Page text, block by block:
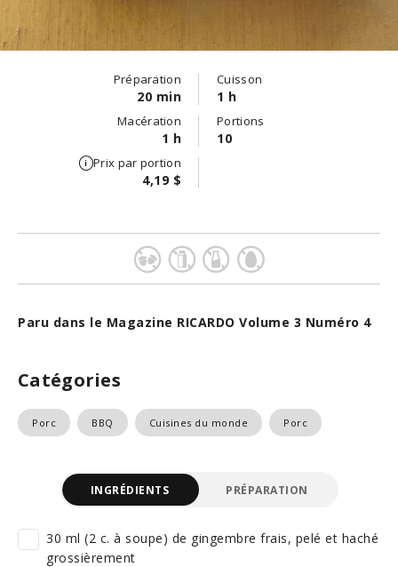
Préparation
20 min
Cuisson
1 h
Macération
1 h
Portions
10
Prix par portion
4,19 $
Paru dans le Magazine RICARDO Volume 3 Numéro 4
Catégories
Porc BBQ Cuisines du monde Porc
INGRÉDIENTS PRÉPARATION
30 ml (2 c. à soupe) de gingembre frais, pelé et haché
grossièrement